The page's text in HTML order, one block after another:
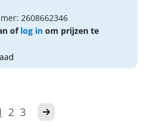
2608662346
of log in om prijzen te
2 3